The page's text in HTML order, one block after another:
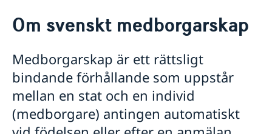
Hjälp till svenskar i Indonesien
Akut hjälp
Larmcentraler
Sjuk eller råkat ut för en olycka
Stulet eller förlorat bank-/kreditkort
Ekonomiskt nödställd
Pass i Indonesien
Förlust av pass
Förnyelse av pass
Nationellt id-kort
Medborgarskap
Om svenskt medborgarskap
Om svenskt medborgarskap
Medborgarskap är ett rättsligt
bindande förhållande som uppstår
mellan en stat och en individ
(medborgare) antingen automatiskt